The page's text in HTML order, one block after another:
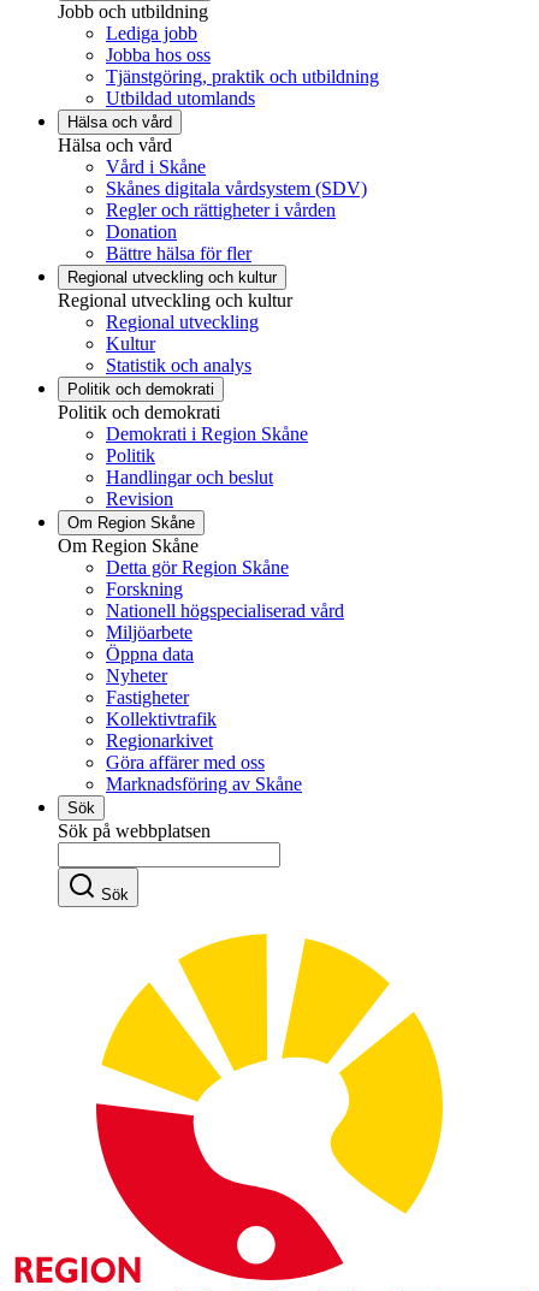
Jobb och utbildning
Lediga jobb
Jobba hos oss
Tjänstgöring, praktik och utbildning
Utbildad utomlands
Hälsa och vård
Hälsa och vård
Vård i Skåne
Skånes digitala vårdsystem (SDV)
Regler och rättigheter i vården
Donation
Bättre hälsa för fler
Regional utveckling och kultur
Regional utveckling och kultur
Regional utveckling
Kultur
Statistik och analys
Politik och demokrati
Politik och demokrati
Demokrati i Region Skåne
Politik
Handlingar och beslut
Revision
Om Region Skåne
Om Region Skåne
Detta gör Region Skåne
Forskning
Nationell högspecialiserad vård
Miljöarbete
Öppna data
Nyheter
Fastigheter
Kollektivtrafik
Regionarkivet
Göra affärer med oss
Marknadsföring av Skåne
Sök
Sök på webbplatsen
Sök